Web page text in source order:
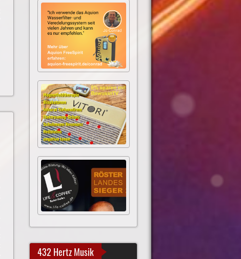
432 Hertz Musik